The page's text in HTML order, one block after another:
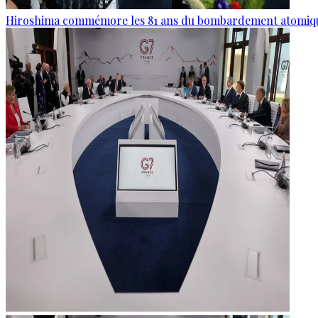
Hiroshima commémore les 81 ans du bombardement